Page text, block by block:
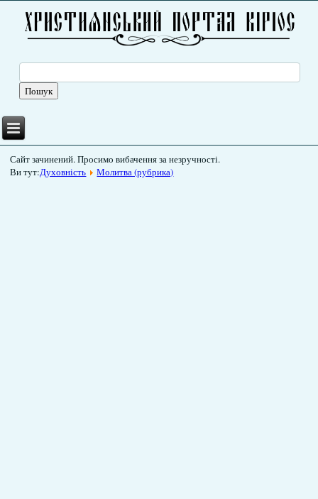
Сайт зачинений. Просимо вибачення за незручності.
Ви тут:Духовність Молитва (рубрика)